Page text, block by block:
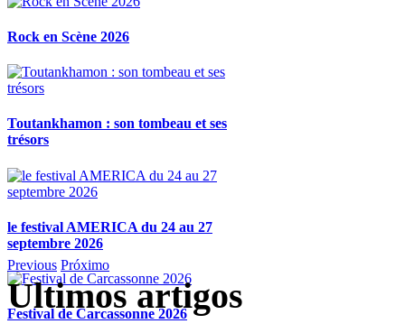
Rock en Scène 2026
Toutankhamon : son tombeau et ses
trésors
le festival AMERICA du 24 au 27
septembre 2026
Festival de Carcassonne 2026
Previous Próximo
Ultimos artigos